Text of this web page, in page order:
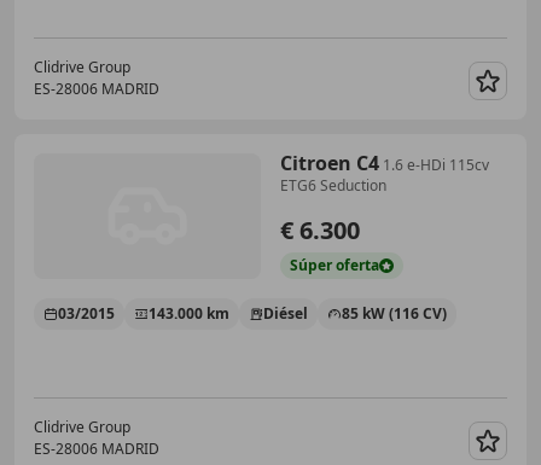
Clidrive Group
ES-28006 MADRID
Citroen C4 1.6 e-HDi 115cv
ETG6 Seduction
€ 6.300
Súperoferta
03/2015 143.000 km Diésel 85 kW (116 CV)
Clidrive Group
ES-28006 MADRID